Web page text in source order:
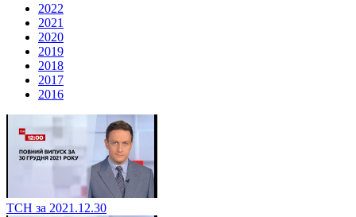
2022
2021
2020
2019
2018
2017
2016
ТСН за 2021.12.30